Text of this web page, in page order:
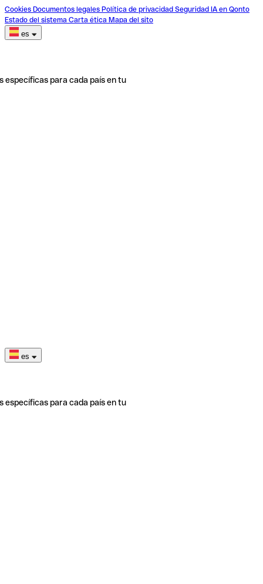
Cookies Documentos legales Política de privacidad Seguridad IA en Qonto
Estado del sistema Carta ética Mapa del sito
es
específicas para cada país en tu
es
específicas para cada país en tu